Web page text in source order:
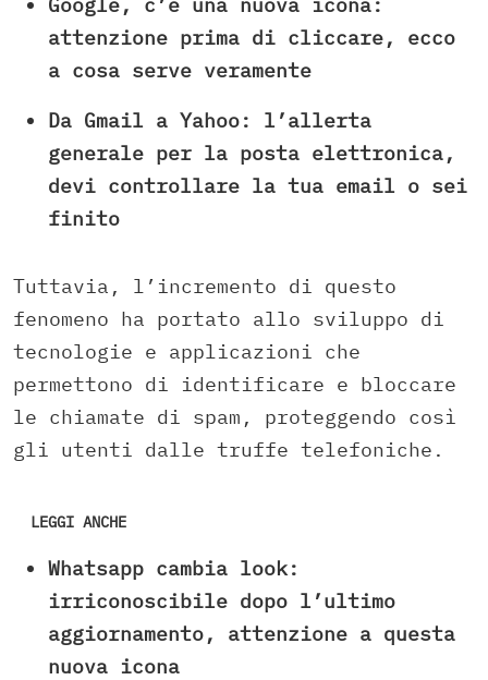
attenzione prima di cliccare, ecco
a cosa serve veramente
Da Gmail a Yahoo: l’allerta
generale per la posta elettronica,
devi controllare la tua email o sei
finito
Tuttavia, l’incremento di questo
fenomeno ha portato allo sviluppo di
tecnologie e applicazioni che
permettono di identificare e bloccare
le chiamate di spam, proteggendo così
gli utenti dalle truffe telefoniche.
LEGGI ANCHE
Whatsapp cambia look:
irriconoscibile dopo l’ultimo
aggiornamento, attenzione a questa
nuova icona